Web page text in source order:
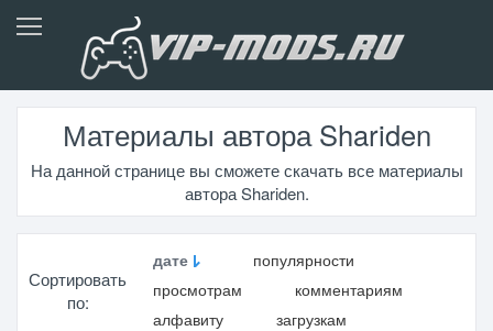
Материалы автора Shariden
На данной странице вы сможете скачать все материалы
автора Shariden.
Сортировать
по:
дате
популярности
просмотрам
комментариям
алфавиту
загрузкам